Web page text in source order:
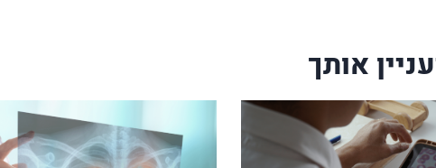
אותך